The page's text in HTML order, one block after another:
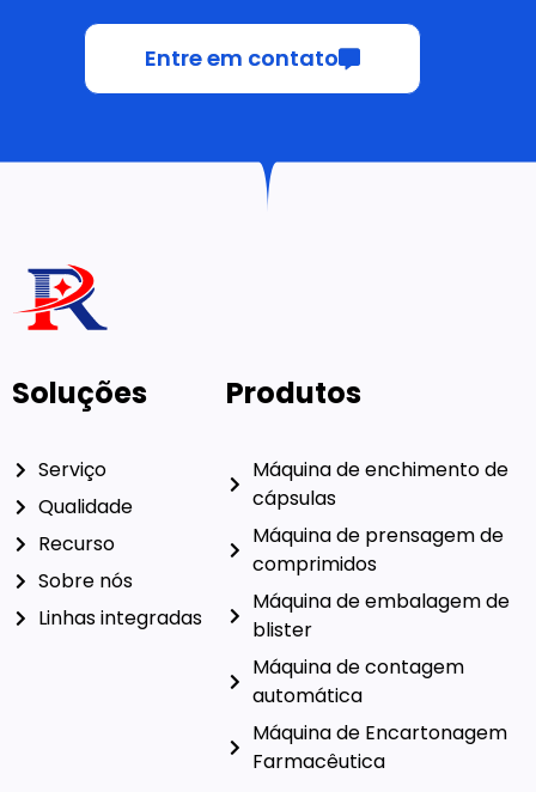
Soluções
Serviço
Linhas integradas
Produtos
Máquina de enchimento de
cápsulas
Máquina de prensagem de
comprimidos
Máquina de embalagem de
Máquina de contagem
Máquina de Encartonagem